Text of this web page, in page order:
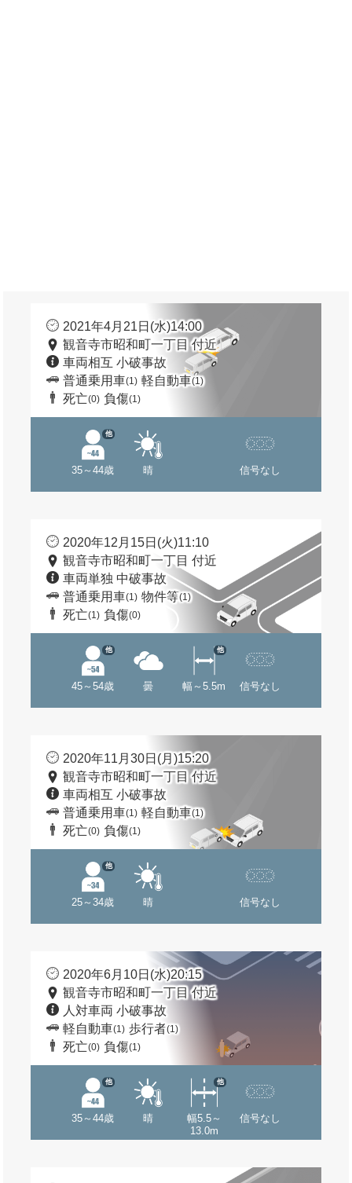
2021年4月21日(水)14:00
観音寺市昭和町一丁目 付近
車両相互 小破事故
普通乗用車(1) 軽自動車(1)
死亡(0) 負傷(1)
35～44歳
他
晴 信号なし
2020年12月15日(火)11:10
観音寺市昭和町一丁目 付近
車両単独 中破事故
普通乗用車(1) 物件等(1)
死亡(1) 負傷(0)
45～54歳
他
曇 幅～5.5m
他
信号なし
2020年11月30日(月)15:20
観音寺市昭和町一丁目 付近
車両相互 小破事故
普通乗用車(1) 軽自動車(1)
死亡(0) 負傷(1)
25～34歳
他
晴 信号なし
2020年6月10日(水)20:15
観音寺市昭和町一丁目 付近
人対車両 小破事故
軽自動車(1) 歩行者(1)
死亡(0) 負傷(1)
35～44歳
他
晴
幅5.5～
13.0m
他
信号なし